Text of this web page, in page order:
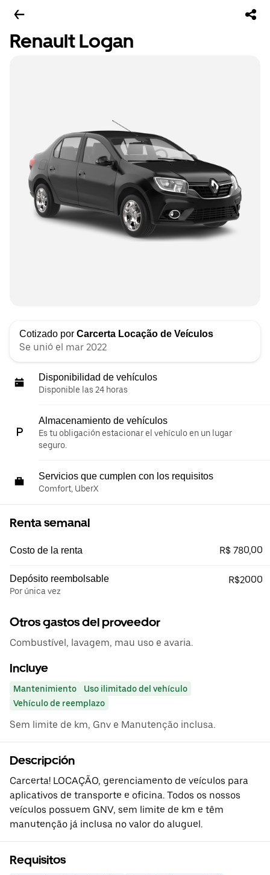
Renault Logan
Cotizado por Carcerta Locação de Veículos
Se unió el mar 2022
Disponibilidad de vehículos
Disponible las 24 horas
Almacenamiento de vehículos
Es tu obligación estacionar el vehículo en un lugar
seguro.
Servicios que cumplen con los requisitos
Comfort, UberX
Renta semanal
Costo de la renta R$ 780,00
Depósito reembolsable
Por única vez
R$2000
Otros gastos del proveedor
Combustível, lavagem, mau uso e avaria.
Incluye
Mantenimiento
Uso ilimitado del vehículo
Vehículo de reemplazo
Sem limite de km, Gnv e Manutenção inclusa.
Descripción
Carcerta! LOCAÇÃO, gerenciamento de veículos para
aplicativos de transporte e oficina. Todos os nossos
veículos possuem GNV, sem limite de km e têm
manutenção já inclusa no valor do aluguel.
Requisitos